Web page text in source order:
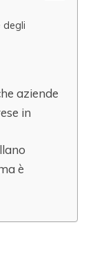
degli
aziende
in
è